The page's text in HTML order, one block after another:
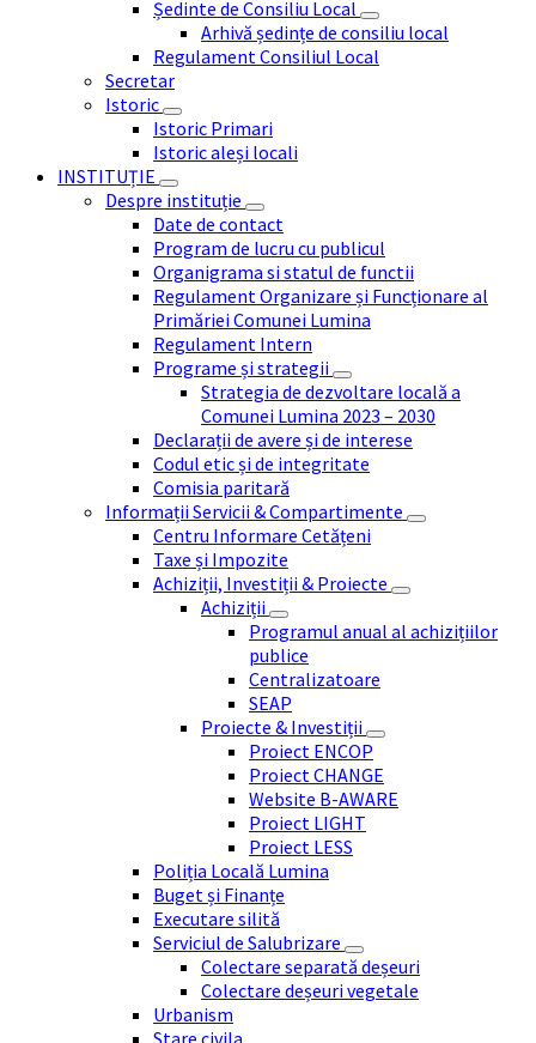
Ședinte de Consiliu Local
Arhivă ședințe de consiliu local
Regulament Consiliul Local
Secretar
Istoric
Istoric Primari
Istoric aleși locali
INSTITUȚIE
Despre instituție
Date de contact
Program de lucru cu publicul
Organigrama si statul de functii
Regulament Organizare și Funcționare al
Primăriei Comunei Lumina
Regulament Intern
Programe și strategii
Strategia de dezvoltare locală a
Comunei Lumina 2023 – 2030
Declarații de avere și de interese
Codul etic și de integritate
Comisia paritară
Informații Servicii & Compartimente
Centru Informare Cetățeni
Taxe și Impozite
Achiziții, Investiții & Proiecte
Achiziții
Programul anual al achizițiilor
publice
Centralizatoare
SEAP
Proiecte & Investiții
Proiect ENCOP
Proiect CHANGE
Website B-AWARE
Proiect LIGHT
Proiect LESS
Poliția Locală Lumina
Buget și Finanțe
Executare silită
Serviciul de Salubrizare
Colectare separată deșeuri
Colectare deșeuri vegetale
Urbanism
Stare civila